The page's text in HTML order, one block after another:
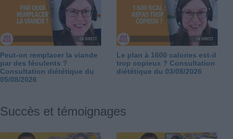
Peut-on remplacer la viande
par des féculents ?
Consultation diététique du
05/08/2026
Le plan à 1600 calories est-il
trop copieux ? Consultation
diététique du 03/08/2026
Succès et témoignages